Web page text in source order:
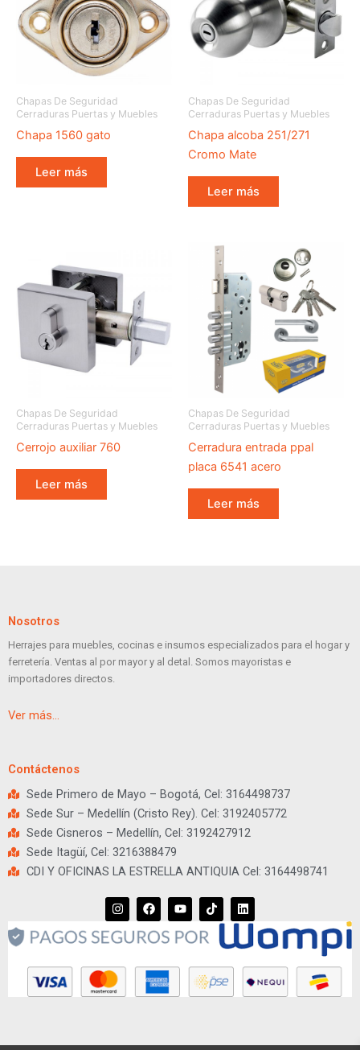
Chapas De Seguridad
Cerraduras Puertas y Muebles
Chapa 1560 gato
Leer más
Chapas De Seguridad
Cerraduras Puertas y Muebles
Chapa alcoba 251/271
Cromo Mate
Leer más
Chapas De Seguridad
Cerraduras Puertas y Muebles
Cerrojo auxiliar 760
Leer más
Chapas De Seguridad
Cerraduras Puertas y Muebles
Cerradura entrada ppal
placa 6541 acero
Leer más
Nosotros
Herrajes para muebles, cocinas e insumos especializados para el hogar y
ferretería. Ventas al por mayor y al detal. Somos mayoristas e
importadores directos.
Ver más…
Contáctenos
Sede Primero de Mayo – Bogotá, Cel: 3164498737
Sede Sur – Medellín (Cristo Rey). Cel: 3192405772
Sede Cisneros – Medellín, Cel: 3192427912
Sede Itagüí, Cel: 3216388479
CDI Y OFICINAS LA ESTRELLA ANTIQUIA Cel: 3164498741
I
n
s
t
g
r
a
m
F
a
c
e
o
o
k
Y
o
u
t
T
i
k
k
L
i
n
e
d
n